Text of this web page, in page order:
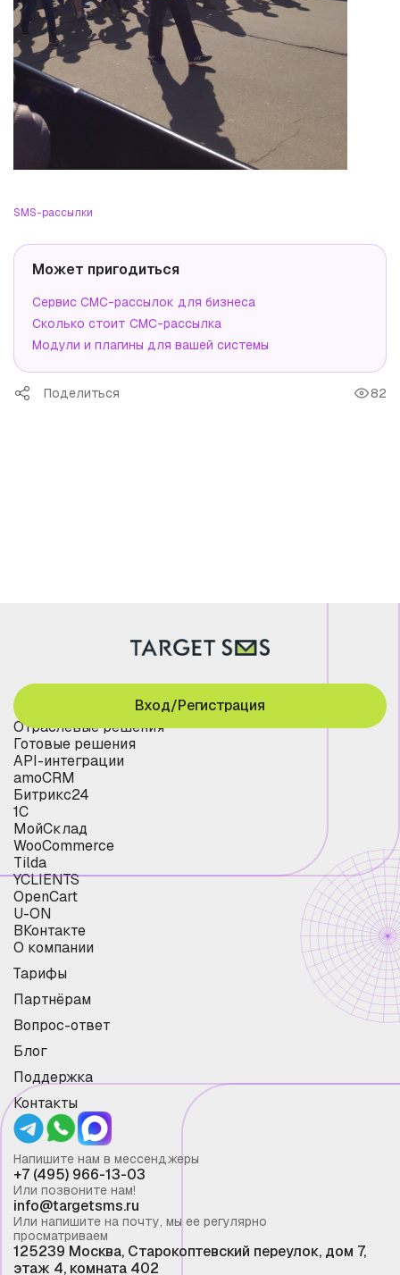
SMS-рассылки
Может пригодиться
Сервис СМС-рассылок для бизнеса
Сколько стоит СМС-рассылка
Модули и плагины для вашей системы
Поделиться 82
Отраслевые решения
Готовые решения
API-интеграции
amoCRM
Битрикс24
1С
МойСклад
WooCommerce
Tilda
YCLIENTS
OpenCart
U-ON
ВКонтакте
О компании
Тарифы
Партнёрам
Вопрос-ответ
Блог
Поддержка
Контакты
Вход/Регистрация
Напишите нам в мессенджеры
+7 (495) 966-13-03
Или позвоните нам!
info@targetsms.ru
Или напишите на почту, мы ее регулярно
просматриваем
125239 Москва, Старокоптевский переулок, дом 7,
этаж 4, комната 402